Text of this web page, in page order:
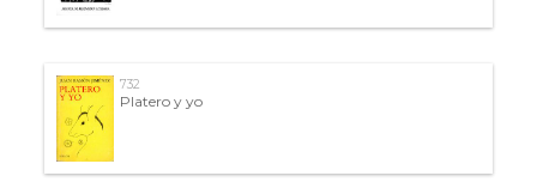
732
Platero y yo